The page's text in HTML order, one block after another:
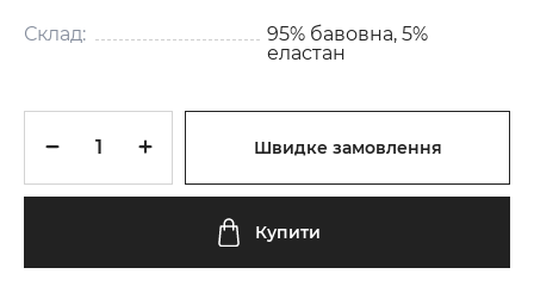
Склад:
95% бавовна, 5%
еластан
Швидке замовлення
Купити